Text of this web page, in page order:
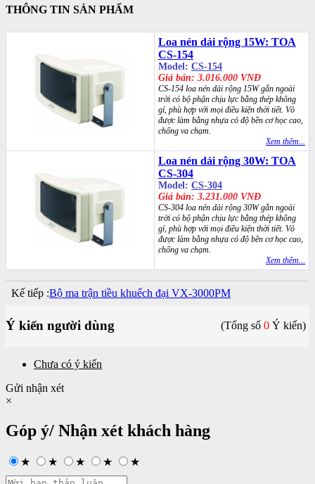
THÔNG TIN SẢN PHẨM
Loa nén dải rộng 15W: TOA
CS-154
Model: CS-154
Giá bán: 3.016.000 VNĐ
CS-154 loa nén dải rộng 15W gắn ngoài
trời có bộ phận chịu lực bằng thép không
gỉ, phù hợp với mọi điều kiện thời tiết. Vỏ
được làm bằng nhựa có độ bền cơ học cao,
chống va chạm.
Xem thêm...
Loa nén dải rộng 30W: TOA
CS-304
Model: CS-304
Giá bán: 3.231.000 VNĐ
CS-304 loa nén dải rộng 30W gắn ngoài
trời có bộ phận chịu lực bằng thép không
gỉ, phù hợp với mọi điều kiện thời tiết. Vỏ
được làm bằng nhựa có độ bền cơ học cao,
chống va chạm.
Xem thêm...
Kế tiếp :Bộ ma trận tiều khuếch đại VX-3000PM
Ý kiến người dùng (Tổng số 0 Ý kiến)
Chưa có ý kiến
Gửi nhận xét
×
Góp ý/ Nhận xét khách hàng
★ ★ ★ ★ ★